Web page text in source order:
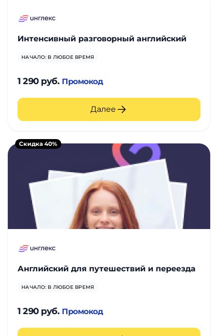
Интенсивный разговорный английский
НАЧАЛО: В ЛЮБОЕ ВРЕМЯ
1 290 руб. Промокод
Далее
Английский для путешествий и переезда
НАЧАЛО: В ЛЮБОЕ ВРЕМЯ
1 290 руб. Промокод
Скидка 40%